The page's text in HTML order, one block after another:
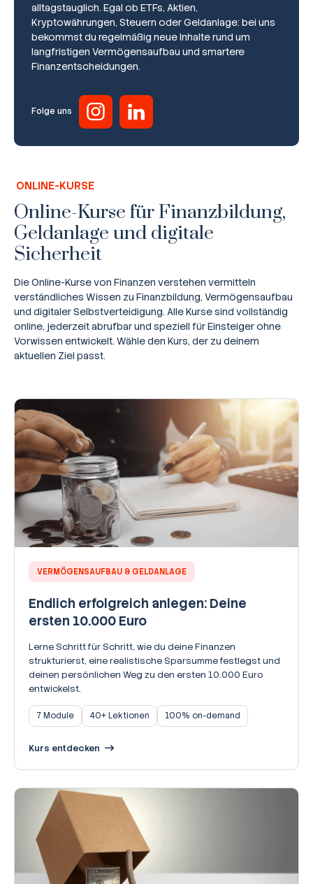
Broker-Vergleich
Ratgeber
Online Kurse
alltagstauglich. Egal ob ETFs, Aktien,
Kryptowährungen, Steuern oder Geldanlage: bei uns
bekommst du regelmäßig neue Inhalte rund um
langfristigen Vermögensaufbau und smartere
Finanzentscheidungen.
Folge uns
ONLINE-KURSE
Online-Kurse für Finanzbildung,
Geldanlage und digitale
Sicherheit
Die Online-Kurse von Finanzen verstehen vermitteln
verständliches Wissen zu Finanzbildung, Vermögensaufbau
und digitaler Selbstverteidigung. Alle Kurse sind vollständig
online, jederzeit abrufbar und speziell für Einsteiger ohne
Vorwissen entwickelt. Wähle den Kurs, der zu deinem
aktuellen Ziel passt.
VERMÖGENSAUFBAU & GELDANLAGE
Endlich erfolgreich anlegen: Deine
ersten 10.000 Euro
Lerne Schritt für Schritt, wie du deine Finanzen
strukturierst, eine realistische Sparsumme festlegst und
deinen persönlichen Weg zu den ersten 10.000 Euro
entwickelst.
7 Module 40+ Lektionen 100% on-demand
Kurs entdecken